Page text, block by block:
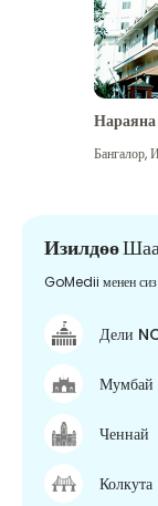
Нараяна
Бангалор,
Изилдөө
GoMedii менен сиз
Дели
Мумбай
Ченнай
Колкута